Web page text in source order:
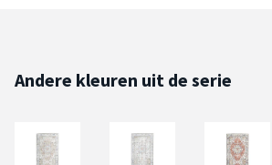
Andere kleuren uit de serie